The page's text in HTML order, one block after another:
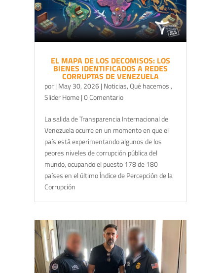
EL MAPA DE LOS DECOMISOS: LOS
BIENES IDENTIFICADOS A REDES
CORRUPTAS DE VENEZUELA
por| May 30, 2026| Noticias,Qué hacemos,
Slider Home| 0 Comentario
La salida de Transparencia Internacional de
Venezuela ocurre en un momento en que el
país está experimentando algunos de los
peores niveles de corrupción pública del
mundo, ocupando el puesto 178 de 180
países en el último Índice de Percepción de la
Corrupción